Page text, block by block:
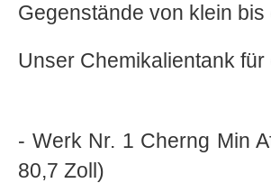
Gegenstände von klein
Unser Chemikalientank
- Werk Nr. 1 Cherng Min
80,7 Zoll)